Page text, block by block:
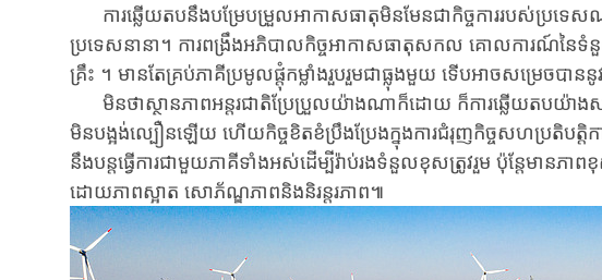
ការឆ្លើយ​តប​នឹង​បម្រែ​បម្រួល​អាកាសធាតុមិនមែនជាកិច្ចការរបស់ប្រទេស​ណ
ប្រទេសនានា។ ការពង្រឹងអភិបាលកិច្ច​អាកាសធាតុ​សកល​ គោលការណ៍នៃទំនួ
គ្រឹះ​ ។ មាន​តែ​គ្រប់​ភាគី​ប្រមូល​ផ្តុំ​កម្លាំង​រួប​រួម​ជា​ធ្លុង​មួយ ទើបអាចសម្រេចប
មិនថាស្ថានភាពអន្តរជាតិប្រែប្រួលយ៉ាងណាក៏​ដោយ ក៏​ការឆ្លើយតបយ៉ាង
មិនបង្អង់​ល្បឿន​ឡើយ​ ហើយកិច្ចខិតខំ​ប្រឹង​ប្រែ​ង​ក្នុង​ការជំរុញ​កិច្ចសហប្រតិបត្តិក
នឹង​បន្ត​ធ្វើ​ការ​ជាមួយភាគីទាំងអស់ដើម្បីរ៉ាប់​រង​ទំនួល​ខុសត្រូវរួម ប៉ុន្តែមាន​ភ
ដោយ​ភាព​ស្អាត សោភ័ណ្ឌភាព​​និងនិរន្តរភាព៕